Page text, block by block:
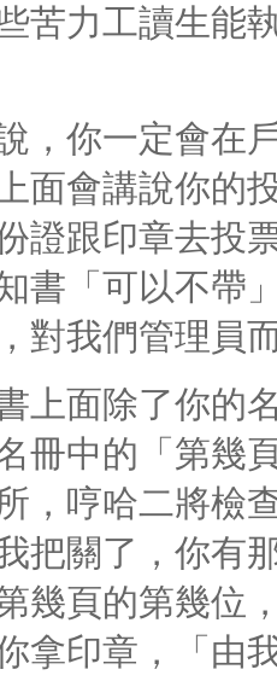
苦力工讀生能
，你一定會在
面會講說你的
證跟印章去投
書「可以不帶
對我們管理員
上面除了你的
冊中的「第幾
，哼哈二將檢
把關了，你有
幾頁的第幾位
拿印章，「由